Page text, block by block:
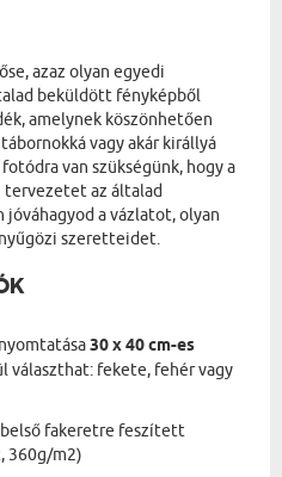
azaz olyan egyedi
beküldött fényképből
amelynek köszönhetően
vagy akár királlyá
van szükségünk, hogy a
tervezetet az általad
a vázlatot, olyan
szeretteidet.
30 x 40 cm-es
választhat: fekete, fehér vagy
fakeretre feszített
360g/m2)